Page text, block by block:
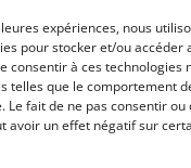
expériences, nous
pour stocker et/ou accéder
consentir à ces technologies
telles que le comportement
Le fait de ne pas consentir
avoir un effet négatif sur
APHG